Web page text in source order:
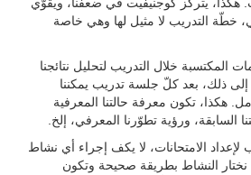
خطّة التدريب لا مثيل لها وهي خاصة
المكتسبة خلال التدريب لتحليل نتائجنا
إلى ذلك، بعد كلّ جلسة تدريب يمكننا
هكذا، تكون معرفة حالتنا المعرفية
السابقة، ورؤية تطوّرنا المعرفي، إلخ.
لإعداد الامتحانات، لا يكف إجراء أي نشاط
النشاط بطريقة صحيحة وتكون